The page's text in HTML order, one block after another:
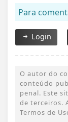
Para
Login
O autor do
conteúdo
penal. Este
de terceiros.
Termos de